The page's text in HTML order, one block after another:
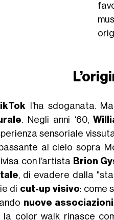
l’ha sdoganata.
. Negli anni ‘60,
sensoriale
al cielo sopra
con l’artista Brion
, di evadere dalla
di cut-up visivo: come
nuove associazioni
la color walk rinasce